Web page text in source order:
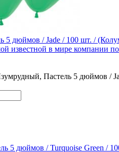
5 дюймов / Jade / 100 шт. /
известной в мире компании
Пастель 5 дюймов /